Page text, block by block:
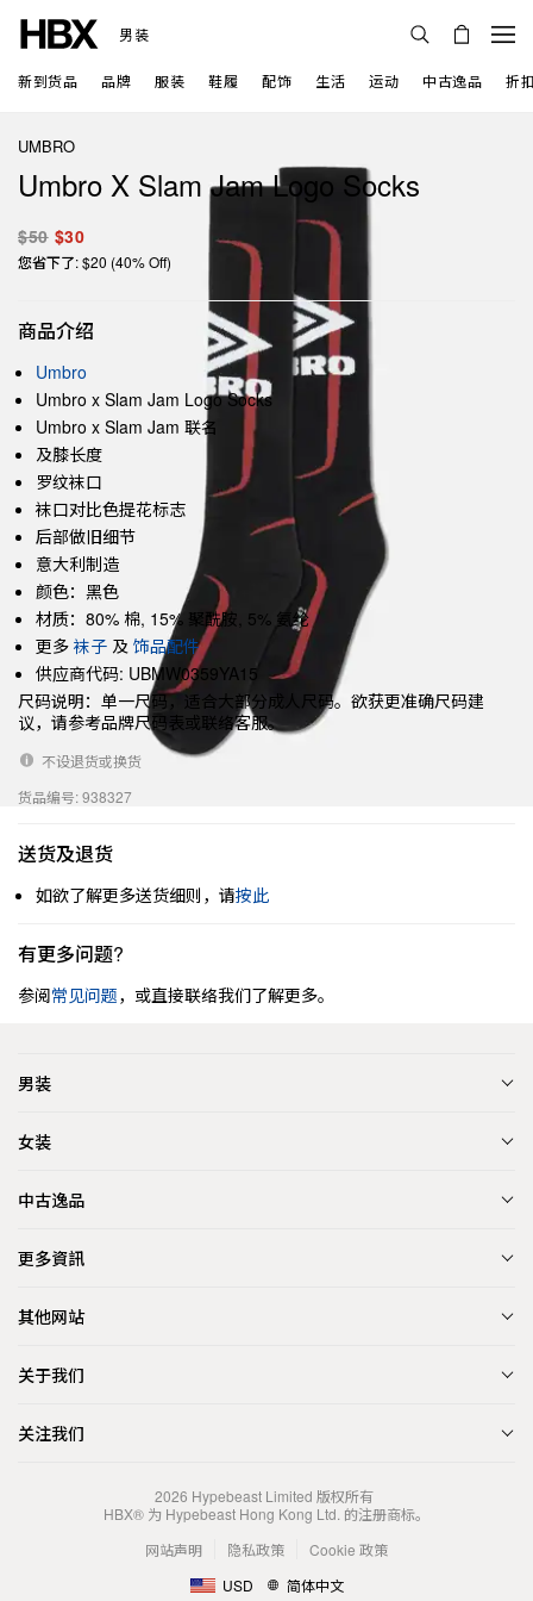
男装
新到货品 品牌 服装 鞋履 配饰 生活 运动 中古逸品 折
UMBRO
Umbro X Slam Jam Logo Socks
$50 $30
您省下了: $20 (40% Off)
商品介绍
Umbro
Umbro x Slam Jam Logo Socks
Umbro x Slam Jam 联名
及膝长度
罗纹袜口
袜口对比色提花标志
后部做旧细节
意大利制造
颜色：黑色
材质：80% 棉, 15% 聚酰胺, 5% 氨纶
更多 袜子 及 饰品配件
供应商代码: UBMW0359YA15
尺码说明：单一尺码，适合大部分成人尺码。欲获更准确尺码建
议，请参考品牌尺码表或联络客服。
不设退货或换货
货品编号: 938327
送货及退货
如欲了解更多送货细则，请按此
有更多问题?
参阅常见问题，或直接联络我们了解更多。
男装
女装
中古逸品
更多資訊
其他网站
关于我们
关注我们
2026 Hypebeast Limited 版权所有
HBX® 为 Hypebeast Hong Kong Ltd. 的注册商标。
网站声明
隐私政策
Cookie 政策
USD
简体中文